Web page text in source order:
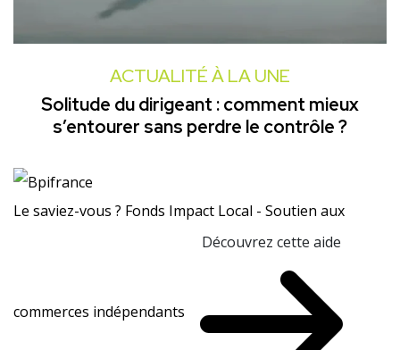
ACTUALITÉ À LA UNE
Solitude du dirigeant : comment mieux
s’entourer sans perdre le contrôle ?
Le saviez-vous ? Fonds Impact Local - Soutien aux
commerces indépendants
Découvrez cette aide